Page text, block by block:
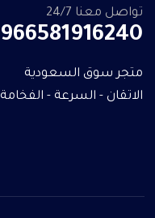
تواصل معنا 24/7
966581916240
متجر سوق السعودية
الاتقان - السرعة - الفخامة